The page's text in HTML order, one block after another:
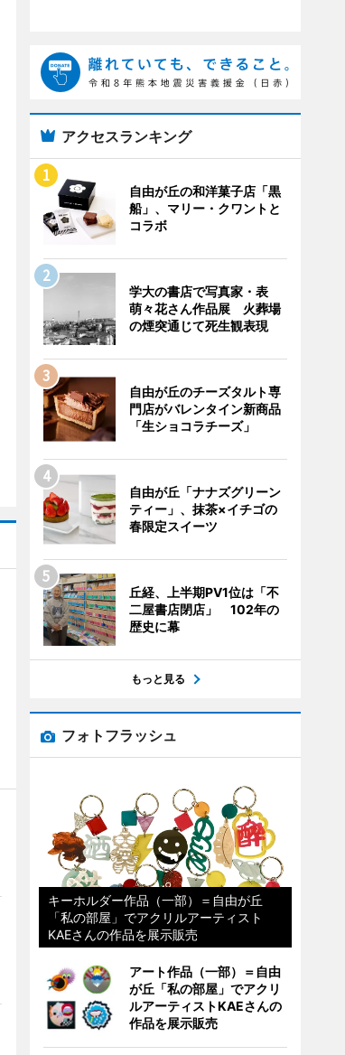
アクセスランキング
自由が丘の和洋菓子店「黒
船」、マリー・クワントと
コラボ
学大の書店で写真家・表
萌々花さん作品展 火葬場
の煙突通じて死生観表現
自由が丘のチーズタルト専
門店がバレンタイン新商品
「生ショコラチーズ」
自由が丘「ナナズグリーン
ティー」、抹茶×イチゴの
春限定スイーツ
丘経、上半期PV1位は「不
二屋書店閉店」 102年の
歴史に幕
もっと見る
フォトフラッシュ
キーホルダー作品（一部）＝自由が丘
「私の部屋」でアクリルアーティスト
KAEさんの作品を展示販売
アート作品（一部）＝自由
が丘「私の部屋」でアクリ
ルアーティストKAEさんの
作品を展示販売